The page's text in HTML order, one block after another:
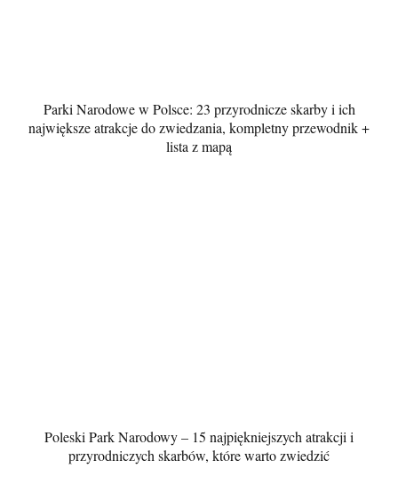
Parki Narodowe w Polsce: 23 przyrodnicze skarby i ich
największe atrakcje do zwiedzania, kompletny przewodnik +
lista z mapą
Poleski Park Narodowy – 15 najpiękniejszych atrakcji i
przyrodniczych skarbów, które warto zwiedzić